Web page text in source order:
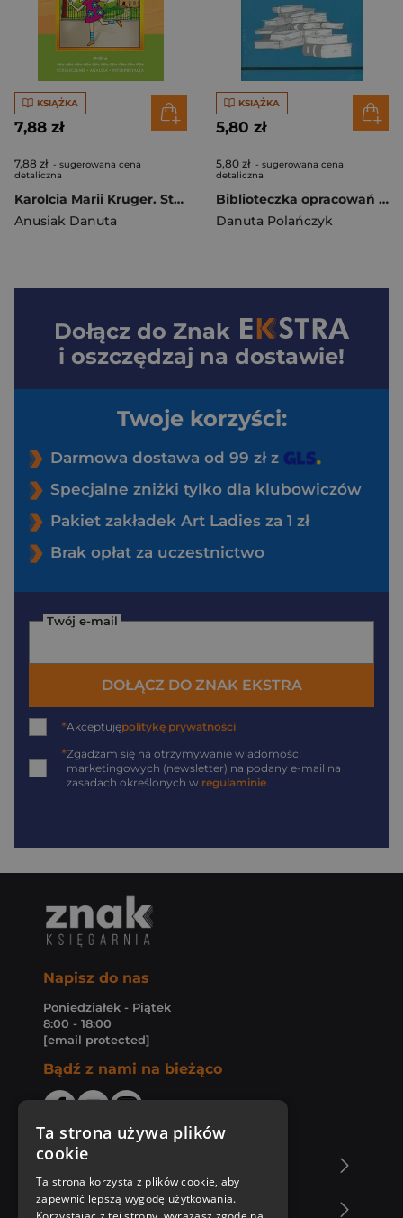
KSIĄŻKA
7,88 zł
7,88 zł - sugerowana cena
detaliczna
Karolcia Marii Kruger. Streszczenie, analiza...
Anusiak Danuta
KSIĄŻKA
5,80 zł
5,80 zł - sugerowana cena
detaliczna
Biblioteczka opracowań nr 080 Balladyna
Danuta Polańczyk
Dołącz do Znak
i oszczędzaj na dostawie!
Twoje korzyści:
Darmowa dostawa od 99 zł z
Specjalne zniżki tylko dla klubowiczów
Pakiet zakładek Art Ladies za 1 zł
Brak opłat za uczestnictwo
Twój e-mail
DOŁĄCZ DO ZNAK EKSTRA
*Akceptujępolitykę prywatności
*Zgadzam się na otrzymywanie wiadomości
marketingowych (newsletter) na podany e-mail na
zasadach określonych w regulaminie.
Napisz do nas
Poniedziałek - Piątek
8:00 - 18:00
[email protected]
Bądź z nami na bieżąco
Zakupy u nas
Ta strona używa plików
cookie
Ta strona korzysta z plików cookie, aby
zapewnić lepszą wygodę użytkowania.